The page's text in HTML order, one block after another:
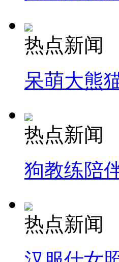
热点新闻
呆萌大熊
热点新闻
狗教练陪
热点新闻